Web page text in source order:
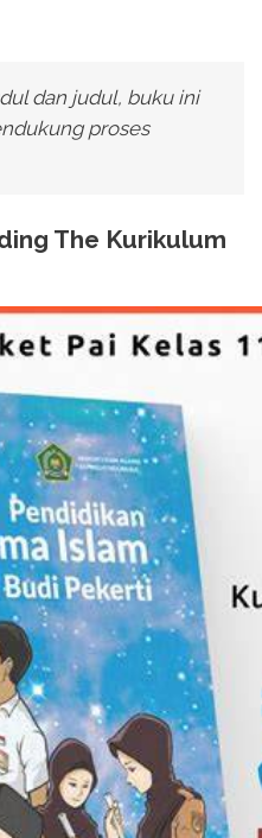
dan judul, buku ini
proses
The Kurikulum